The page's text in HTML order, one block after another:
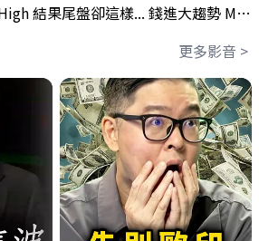
【衝了?】台股開盤很High 結果尾盤卻這樣... 錢進大趨勢 Mr.智霖 陳 2026/08/05
更多影音 >